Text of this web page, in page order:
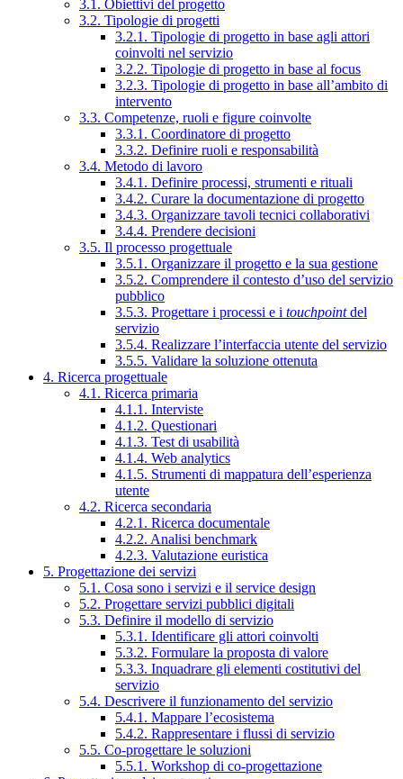
3.1. Obiettivi del progetto
3.2. Tipologie di progetti
3.2.1. Tipologie di progetto in base agli attori
coinvolti nel servizio
3.2.2. Tipologie di progetto in base al focus
3.2.3. Tipologie di progetto in base all’ambito di
intervento
3.3. Competenze, ruoli e figure coinvolte
3.3.1. Coordinatore di progetto
3.3.2. Definire ruoli e responsabilità
3.4. Metodo di lavoro
3.4.1. Definire processi, strumenti e rituali
3.4.2. Curare la documentazione di progetto
3.4.3. Organizzare tavoli tecnici collaborativi
3.4.4. Prendere decisioni
3.5. Il processo progettuale
3.5.1. Organizzare il progetto e la sua gestione
3.5.2. Comprendere il contesto d’uso del servizio
pubblico
3.5.3. Progettare i processi e i touchpointdel
servizio
3.5.4. Realizzare l’interfaccia utente del servizio
3.5.5. Validare la soluzione ottenuta
4. Ricerca progettuale
4.1. Ricerca primaria
4.1.1. Interviste
4.1.2. Questionari
4.1.3. Test di usabilità
4.1.4. Web analytics
4.1.5. Strumenti di mappatura dell’esperienza
utente
4.2. Ricerca secondaria
4.2.1. Ricerca documentale
4.2.2. Analisi benchmark
4.2.3. Valutazione euristica
5. Progettazione dei servizi
5.1. Cosa sono i servizi e il service design
5.2. Progettare servizi pubblici digitali
5.3. Definire il modello di servizio
5.3.1. Identificare gli attori coinvolti
5.3.2. Formulare la proposta di valore
5.3.3. Inquadrare gli elementi costitutivi del
servizio
5.4. Descrivere il funzionamento del servizio
5.4.1. Mappare l’ecosistema
5.4.2. Rappresentare i flussi di servizio
5.5. Co-progettare le soluzioni
5.5.1. Workshop di co-progettazione